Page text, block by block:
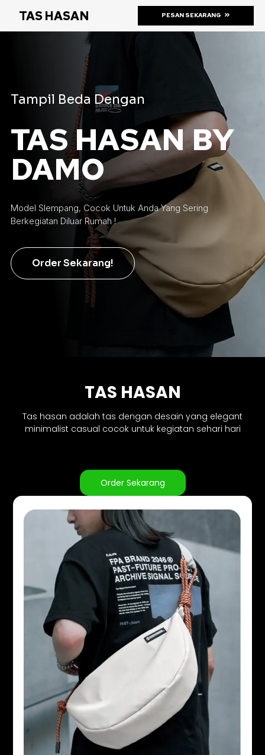
TAS HASAN PESAN SEKARANG
Tampil Beda Dengan
TAS HASAN BY
DAMO
Model Slempang, Cocok Untuk Anda Yang Sering
Berkegiatan Diluar Rumah !
Order Sekarang!
TAS HASAN
Tas hasan adalah tas dengan desain yang elegant
minimalist casual cocok untuk kegiatan sehari hari
Order Sekarang